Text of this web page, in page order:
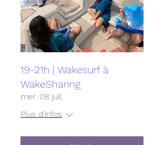
19-21h | Wakesurf à
WakeSharing
mer. 08 juil.
Plus d'infos